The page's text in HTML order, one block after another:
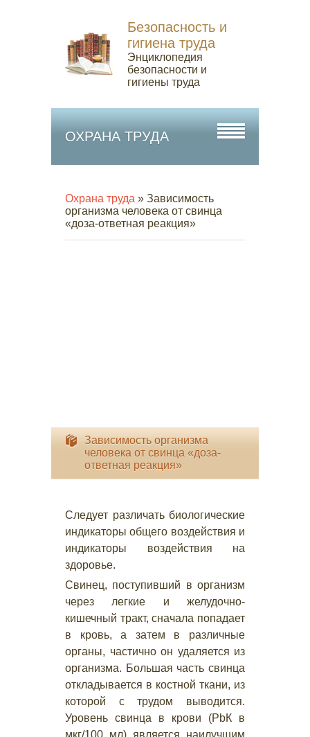
Безопасность и
гигиена труда
Энциклопедия
безопасности и
гигиены труда
ОХРАНА ТРУДА
Охрана труда » Зависимость
организма человека от свинца
«доза-ответная реакция»
Зависимость организма
человека от свинца «доза-
ответная реакция»
Следует различать биологические
индикаторы общего воздействия и
индикаторы воздействия на
здоровье.
Свинец, поступивший в организм
через легкие и желудочно-
кишечный тракт, сначала попадает
в кровь, а затем в различные
органы, частично он удаляется из
организма. Большая часть свинца
откладывается в костной ткани, из
которой с трудом выводится.
Уровень свинца в крови (РbК в
мкг/100 мл) является наилучшим